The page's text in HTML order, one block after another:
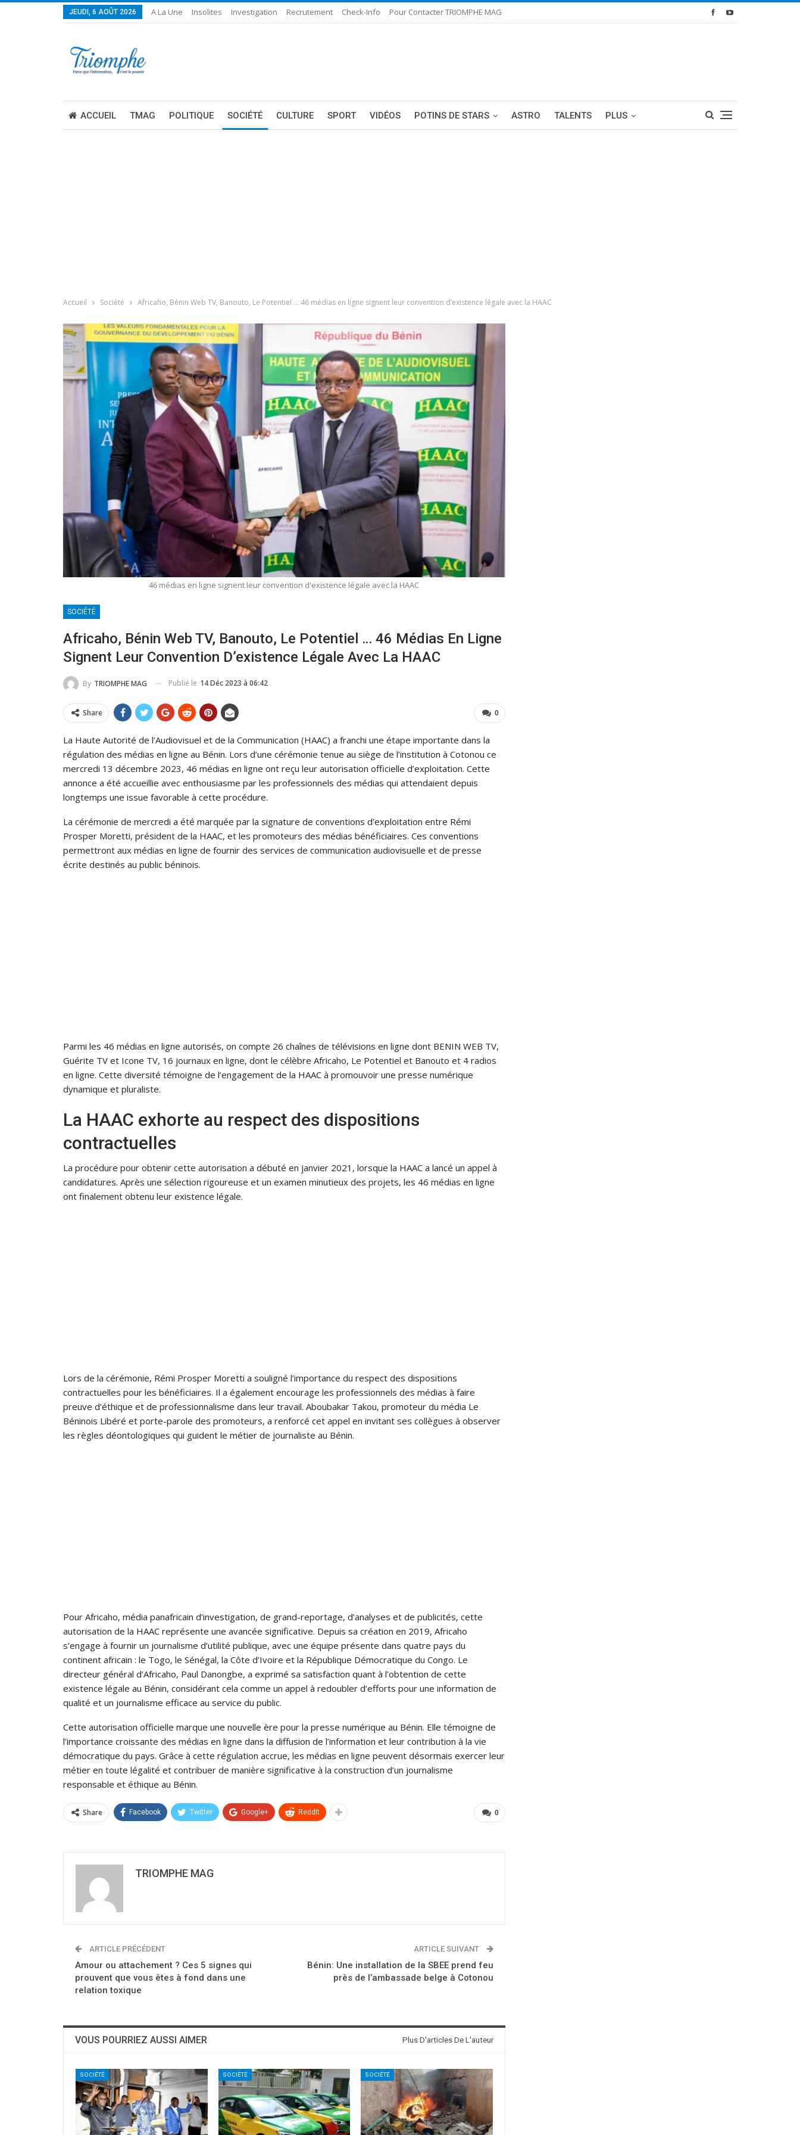
JEUDI, 6 AOÛT 2026 A La Une Insolites Investigation Recrutement Check-Info Pour Contacter TRIOMPHE MAG
ACCUEIL TMAG POLITIQUE SOCIÉTÉ CULTURE SPORT VIDÉOS POTINS DE STARS ASTRO TALENTS PLUS
Accueil Société Africaho, Bénin Web TV, Banouto, Le Potentiel … 46 médias en ligne signent leur convention d’existence légale avec la HAAC
46 médias en ligne signent leur convention d'existence légale avec la HAAC
SOCIÉTÉ
Africaho, Bénin Web TV, Banouto, Le Potentiel … 46 Médias En Ligne
Signent Leur Convention D’existence Légale Avec La HAAC
By TRIOMPHE MAG Publié le 14 Déc 2023 à 06:42
0
Share
La Haute Autorité de l’Audiovisuel et de la Communication (HAAC) a franchi une étape importante dans la
régulation des médias en ligne au Bénin. Lors d’une cérémonie tenue au siège de l’institution à Cotonou ce
mercredi 13 décembre 2023, 46 médias en ligne ont reçu leur autorisation officielle d’exploitation. Cette
annonce a été accueillie avec enthousiasme par les professionnels des médias qui attendaient depuis
longtemps une issue favorable à cette procédure.
La cérémonie de mercredi a été marquée par la signature de conventions d’exploitation entre Rémi
Prosper Moretti, président de la HAAC, et les promoteurs des médias bénéficiaires. Ces conventions
permettront aux médias en ligne de fournir des services de communication audiovisuelle et de presse
écrite destinés au public béninois.
Parmi les 46 médias en ligne autorisés, on compte 26 chaînes de télévisions en ligne dont BENIN WEB TV,
Guérite TV et Icone TV, 16 journaux en ligne, dont le célèbre Africaho, Le Potentiel et Banouto et 4 radios
en ligne. Cette diversité témoigne de l’engagement de la HAAC à promouvoir une presse numérique
dynamique et pluraliste.
La HAAC exhorte au respect des dispositions
contractuelles
La procédure pour obtenir cette autorisation a débuté en janvier 2021, lorsque la HAAC a lancé un appel à
candidatures. Après une sélection rigoureuse et un examen minutieux des projets, les 46 médias en ligne
ont finalement obtenu leur existence légale.
Lors de la cérémonie, Rémi Prosper Moretti a souligné l’importance du respect des dispositions
contractuelles pour les bénéficiaires. Il a également encourage les professionnels des médias à faire
preuve d’éthique et de professionnalisme dans leur travail. Aboubakar Takou, promoteur du média Le
Béninois Libéré et porte-parole des promoteurs, a renforcé cet appel en invitant ses collègues à observer
les règles déontologiques qui guident le métier de journaliste au Bénin.
Pour Africaho, média panafricain d’investigation, de grand-reportage, d’analyses et de publicités, cette
autorisation de la HAAC représente une avancée significative. Depuis sa création en 2019, Africaho
s’engage à fournir un journalisme d’utilité publique, avec une équipe présente dans quatre pays du
continent africain : le Togo, le Sénégal, la Côte d’Ivoire et la République Démocratique du Congo. Le
directeur général d’Africaho, Paul Danongbe, a exprimé sa satisfaction quant à l’obtention de cette
existence légale au Bénin, considérant cela comme un appel à redoubler d’efforts pour une information de
qualité et un journalisme efficace au service du public.
Cette autorisation officielle marque une nouvelle ère pour la presse numérique au Bénin. Elle témoigne de
l’importance croissante des médias en ligne dans la diffusion de l’information et leur contribution à la vie
démocratique du pays. Grâce à cette régulation accrue, les médias en ligne peuvent désormais exercer leur
métier en toute légalité et contribuer de manière significative à la construction d’un journalisme
responsable et éthique au Bénin.
0
Share Facebook Twitter Google+ ReddIt
TRIOMPHE MAG
ARTICLE PRÉCÉDENT
Amour ou attachement ? Ces 5 signes qui
prouvent que vous êtes à fond dans une
relation toxique
ARTICLE SUIVANT
Bénin: Une installation de la SBEE prend feu
près de l’ambassade belge à Cotonou
VOUS POURRIEZ AUSSI AIMER Plus D'articles De L'auteur
SOCIÉTÉ SOCIÉTÉ SOCIÉTÉ